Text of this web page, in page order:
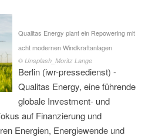
Qualitas Energy plant ein Repowering mit
acht modernen Windkraftanlagen
© Unsplash_Moritz Lange
Berlin (iwr-pressedienst) -
Qualitas Energy, eine führende
globale Investment- und
auf Finanzierung und
Energien, Energiewende und